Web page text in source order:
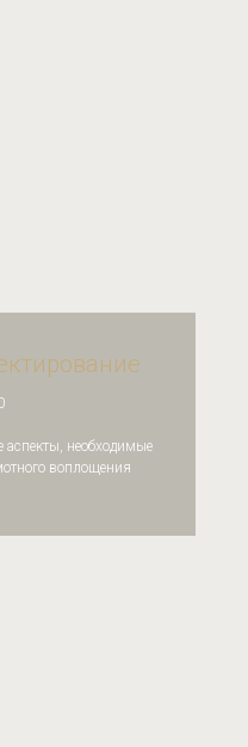
аспекты, необходимые
воплощения